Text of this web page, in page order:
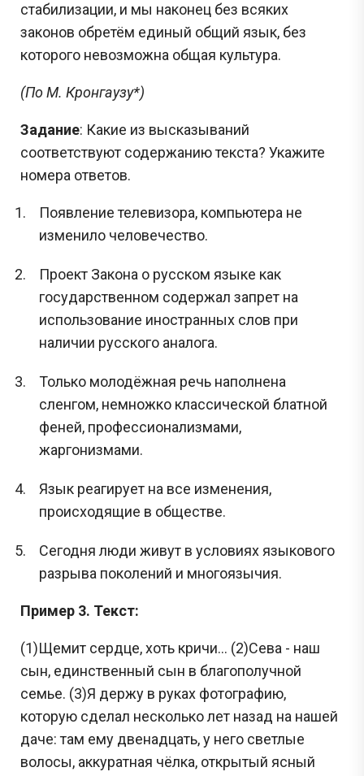
стабилизации, и мы наконец без всяких
законов обретём единый общий язык, без
которого невозможна общая культура.
(По М. Кронгаузу*)
Задание: Какие из высказываний
соответствуют содержанию текста? Укажите
номера ответов.
Появление телевизора, компьютера не
изменило человечество.
Проект Закона о русском языке как
государственном содержал запрет на
использование иностранных слов при
наличии русского аналога.
Только молодёжная речь наполнена
сленгом, немножко классической блатной
феней, профессионализмами,
жаргонизмами.
Язык реагирует на все изменения,
происходящие в обществе.
Сегодня люди живут в условиях языкового
разрыва поколений и многоязычия.
Пример 3. Текст:
(1)Щемит сердце, хоть кричи... (2)Сева - наш
сын, единственный сын в благополучной
семье. (3)Я держу в руках фотографию,
которую сделал несколько лет назад на нашей
даче: там ему двенадцать, у него светлые
волосы, аккуратная чёлка, открытый ясный